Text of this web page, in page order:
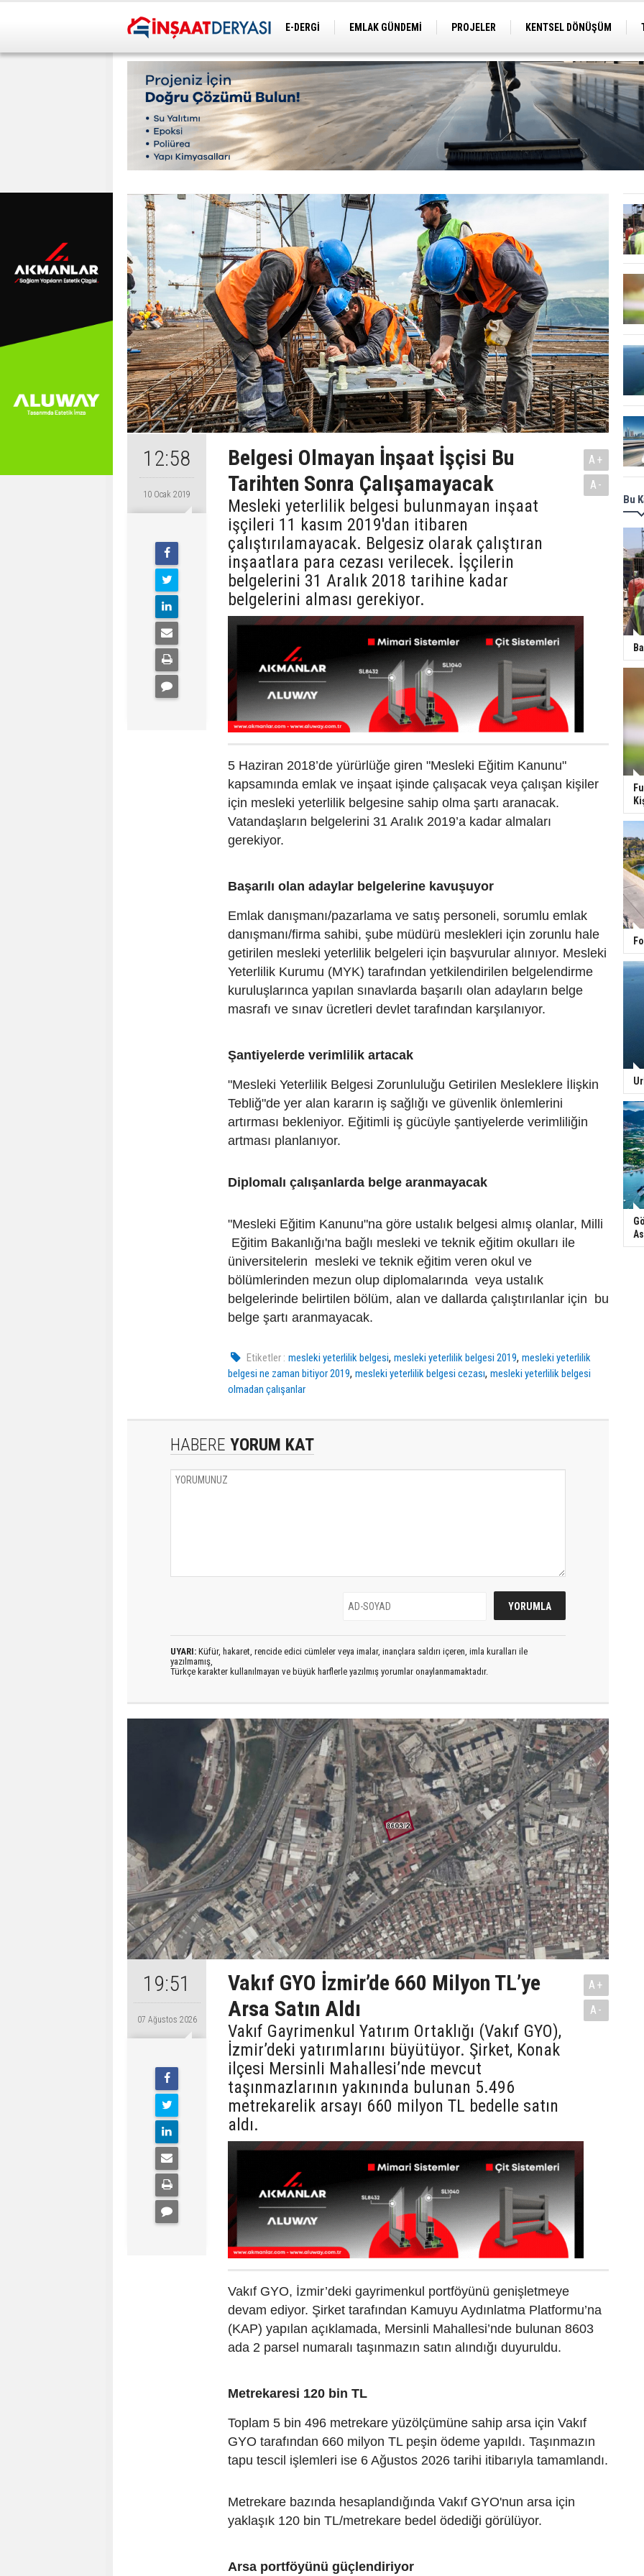
E-DERGİ EMLAK GÜNDEMİ PROJELER KENTSEL DÖNÜŞÜM
12:58
10 Ocak 2019
Belgesi Olmayan İnşaat İşçisi Bu
Tarihten Sonra Çalışamayacak
Mesleki yeterlilik belgesi bulunmayan inşaat
işçileri 11 kasım 2019'dan itibaren
çalıştırılamayacak. Belgesiz olarak çalıştıran
inşaatlara para cezası verilecek. İşçilerin
belgelerini 31 Aralık 2018 tarihine kadar
belgelerini alması gerekiyor.
A+
A-
5 Haziran 2018’de yürürlüğe giren "Mesleki Eğitim Kanunu"
kapsamında emlak ve inşaat işinde çalışacak veya çalışan kişiler
için mesleki yeterlilik belgesine sahip olma şartı aranacak.
Vatandaşların belgelerini 31 Aralık 2019’a kadar almaları
gerekiyor.
Başarılı olan adaylar belgelerine kavuşuyor
Emlak danışmanı/pazarlama ve satış personeli, sorumlu emlak
danışmanı/firma sahibi, şube müdürü meslekleri için zorunlu hale
getirilen mesleki yeterlilik belgeleri için başvurular alınıyor. Mesleki
Yeterlilik Kurumu (MYK) tarafından yetkilendirilen belgelendirme
kuruluşlarınca yapılan sınavlarda başarılı olan adayların belge
masrafı ve sınav ücretleri devlet tarafından karşılanıyor.
Şantiyelerde verimlilik artacak
"Mesleki Yeterlilik Belgesi Zorunluluğu Getirilen Mesleklere İlişkin
Tebliğ"de yer alan kararın iş sağlığı ve güvenlik önlemlerini
artırması bekleniyor. Eğitimli iş gücüyle şantiyelerde verimliliğin
artması planlanıyor.
Diplomalı çalışanlarda belge aranmayacak
"Mesleki Eğitim Kanunu"na göre ustalık belgesi almış olanlar, Milli
Eğitim Bakanlığı'na bağlı mesleki ve teknik eğitim okulları ile
üniversitelerin mesleki ve teknik eğitim veren okul ve
bölümlerinden mezun olup diplomalarında veya ustalık
belgelerinde belirtilen bölüm, alan ve dallarda çalıştırılanlar için bu
belge şartı aranmayacak.
Etiketler : mesleki yeterlilik belgesi,mesleki yeterlilik belgesi 2019,mesleki yeterlilik
belgesi ne zaman bitiyor 2019, mesleki yeterlilik belgesi cezası, mesleki yeterlilik belgesi
olmadan çalışanlar
HABERE YORUM KAT
UYARI: Küfür, hakaret, rencide edici cümleler veya imalar, inançlara saldırı içeren, imla kuralları ile
yazılmamış,
Türkçe karakter kullanılmayan ve büyük harflerle yazılmış yorumlar onaylanmamaktadır.
19:51
07 Ağustos 2026
Vakıf GYO İzmir’de 660 Milyon TL’ye
Arsa Satın Aldı
Vakıf Gayrimenkul Yatırım Ortaklığı (Vakıf GYO),
İzmir’deki yatırımlarını büyütüyor. Şirket, Konak
ilçesi Mersinli Mahallesi’nde mevcut
taşınmazlarının yakınında bulunan 5.496
metrekarelik arsayı 660 milyon TL bedelle satın
aldı.
A+
A-
Vakıf GYO, İzmir’deki gayrimenkul portföyünü genişletmeye
devam ediyor. Şirket tarafından Kamuyu Aydınlatma Platformu’na
(KAP) yapılan açıklamada, Mersinli Mahallesi’nde bulunan 8603
ada 2 parsel numaralı taşınmazın satın alındığı duyuruldu.
Metrekaresi 120 bin TL
Toplam 5 bin 496 metrekare yüzölçümüne sahip arsa için Vakıf
GYO tarafından 660 milyon TL peşin ödeme yapıldı. Taşınmazın
tapu tescil işlemleri ise 6 Ağustos 2026 tarihi itibarıyla tamamlandı.
Metrekare bazında hesaplandığında Vakıf GYO'nun arsa için
yaklaşık 120 bin TL/metrekare bedel ödediği görülüyor.
Arsa portföyünü güçlendiriyor
Bu